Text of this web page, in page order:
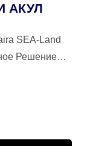
АКУЛ
SEA-Land
Решение